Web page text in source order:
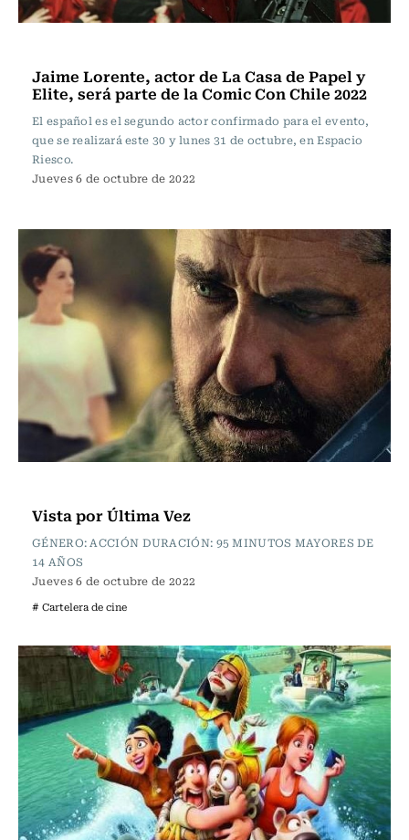
Jaime Lorente, actor de La Casa de Papel y
Elite, será parte de la Comic Con Chile 2022
El español es el segundo actor confirmado para el evento,
que se realizará este 30 y lunes 31 de octubre, en Espacio
Riesco.
Jueves 6 de octubre de 2022
Vista por Última Vez
GÉNERO: ACCIÓN DURACIÓN: 95 MINUTOS MAYORES DE
14 AÑOS
Jueves 6 de octubre de 2022
# Cartelera de cine